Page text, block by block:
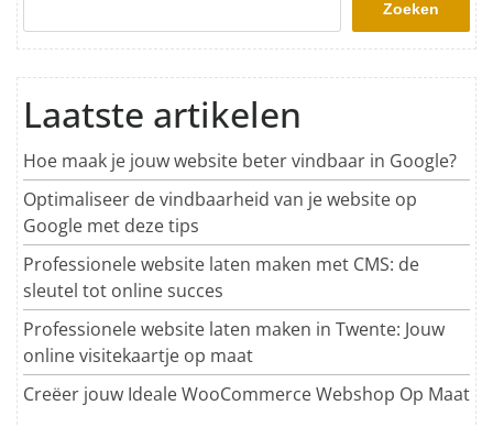
Zoeken
Laatste artikelen
Hoe maak je jouw website beter vindbaar in Google?
Optimaliseer de vindbaarheid van je website op
Google met deze tips
Professionele website laten maken met CMS: de
sleutel tot online succes
Professionele website laten maken in Twente: Jouw
online visitekaartje op maat
Creëer jouw Ideale WooCommerce Webshop Op Maat